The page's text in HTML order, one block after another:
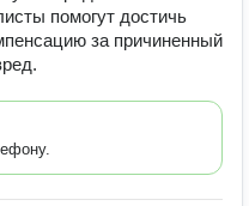
помогут достичь
за причиненный